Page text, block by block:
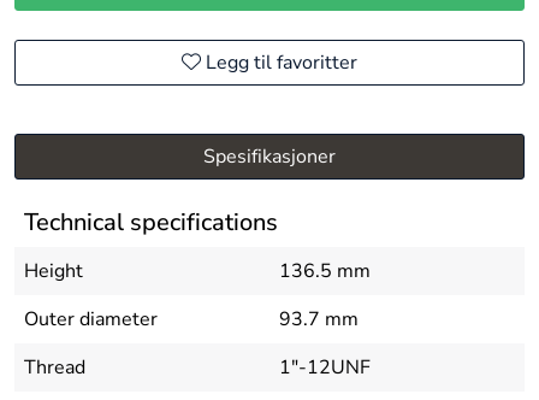
Legg til favoritter
Spesifikasjoner
Technical specifications
Height
136.5 mm
Outer diameter
93.7 mm
Thread
1"-12UNF